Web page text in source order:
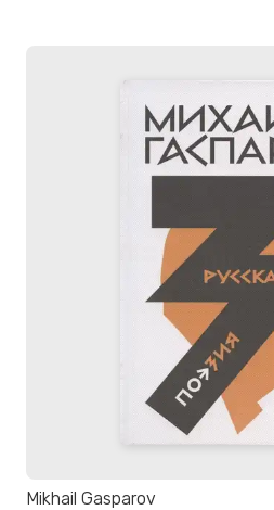
Mikhail Gasparov